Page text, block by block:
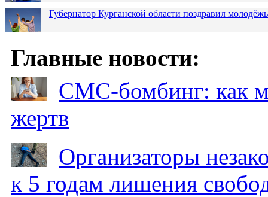
Губернатор Курганской области поздравил
Главные новости:
СМС-бомбинг: как
жертв
Организаторы
к 5 годам лишения